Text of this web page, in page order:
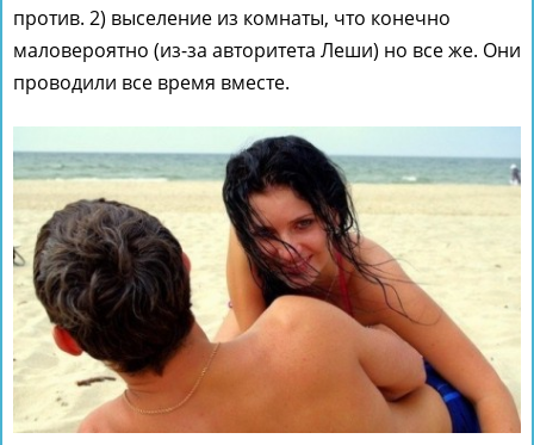
против. 2) выселение из комнаты, что конечно
маловероятно (из-за авторитета Леши) но все же. Они
проводили все время вместе.